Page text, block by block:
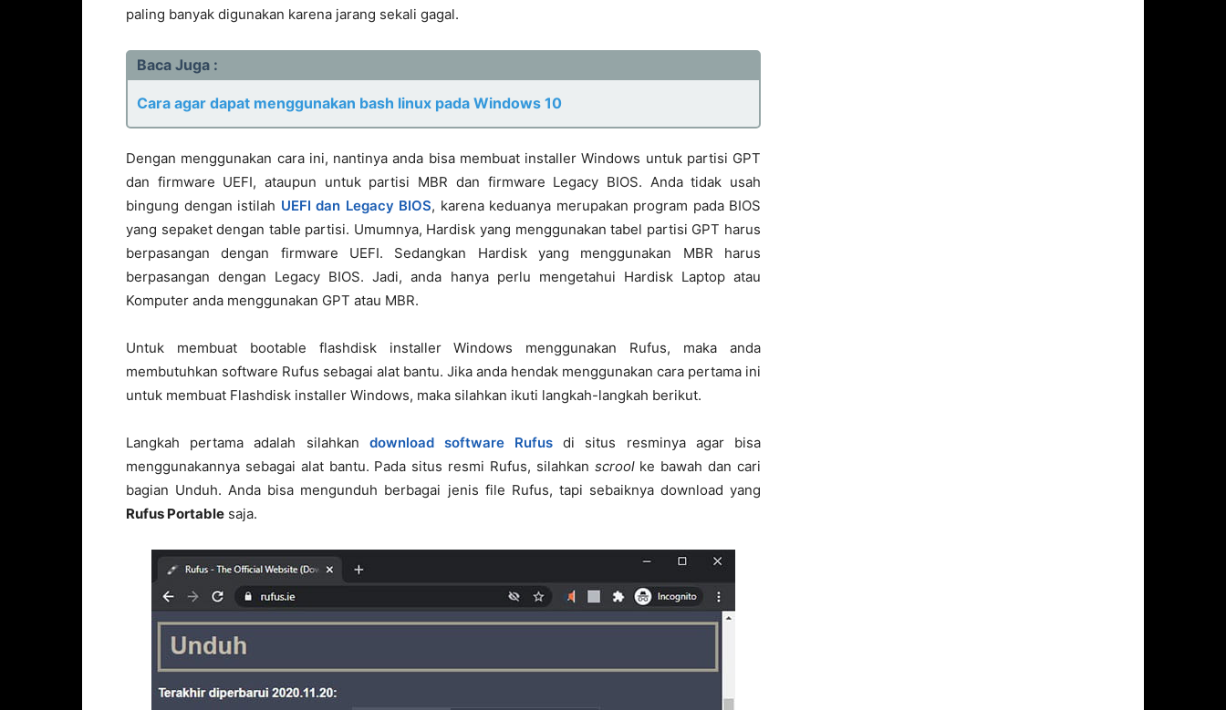
paling banyak digunakan karena jarang sekali gagal.
Baca Juga :
Cara agar dapat menggunakan bash linux pada Windows 10
Dengan menggunakan cara ini, nantinya anda bisa membuat installer Windows untuk partisi GPT
dan firmware UEFI, ataupun untuk partisi MBR dan firmware Legacy BIOS. Anda tidak usah
bingung dengan istilah UEFI dan Legacy BIOS, karena keduanya merupakan program pada BIOS
yang sepaket dengan table partisi. Umumnya, Hardisk yang menggunakan tabel partisi GPT harus
berpasangan dengan firmware UEFI. Sedangkan Hardisk yang menggunakan MBR harus
berpasangan dengan Legacy BIOS. Jadi, anda hanya perlu mengetahui Hardisk Laptop atau
Komputer anda menggunakan GPT atau MBR.
Untuk membuat bootable flashdisk installer Windows menggunakan Rufus, maka anda
membutuhkan software Rufus sebagai alat bantu. Jika anda hendak menggunakan cara pertama ini
untuk membuat Flashdisk installer Windows, maka silahkan ikuti langkah-langkah berikut.
Langkah pertama adalah silahkan download software Rufus di situs resminya agar bisa
menggunakannya sebagai alat bantu. Pada situs resmi Rufus, silahkan scroolke bawah dan cari
bagian Unduh. Anda bisa mengunduh berbagai jenis file Rufus, tapi sebaiknya download yang
Rufus Portable saja.